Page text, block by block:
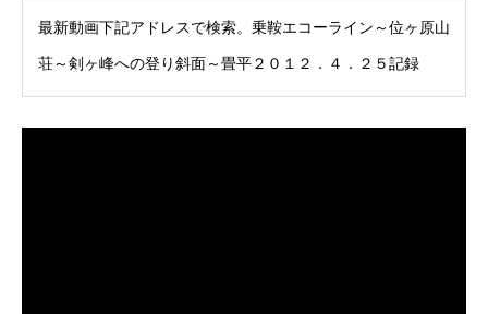
最新動画下記アドレスで検索。乗鞍エコーライン～位ヶ原山
荘～剣ヶ峰への登り斜面～畳平２０１２．４．２５記録